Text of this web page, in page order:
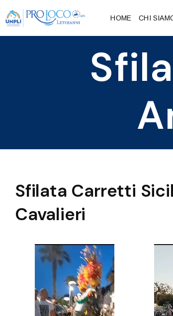
HOME CHI
Sfilata Carretti
Cavalieri